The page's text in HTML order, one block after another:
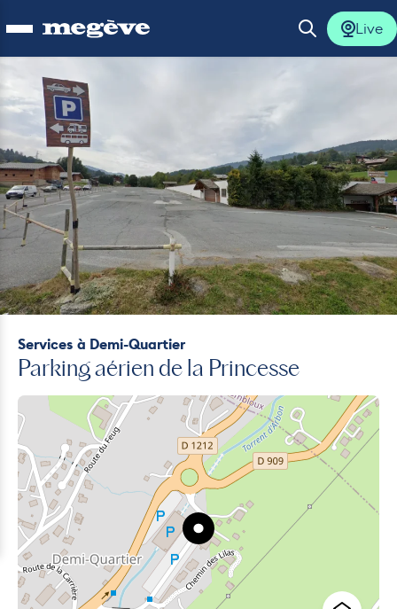
Ouvrir le menu Ouvrir la
Live
Services à Demi-Quartier
Parking aérien de la Princesse
Photo 1